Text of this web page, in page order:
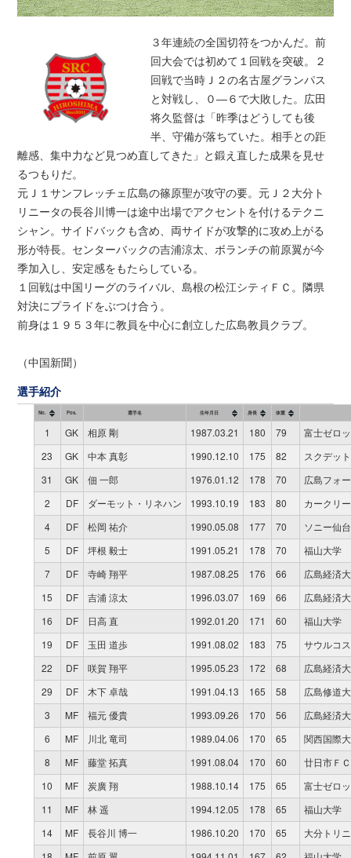
３年連続の全国切符をつかんだ。前
回大会では初めて１回戦を突破。２
回戦で当時Ｊ２の名古屋グランパス
と対戦し、０―６で大敗した。広田
将久監督は「昨季はどうしても後
半、守備が落ちていた。相手との距
離感、集中力など見つめ直してきた」と鍛え直した成果を見せ
るつもりだ。
元Ｊ１サンフレッチェ広島の篠原聖が攻守の要。元Ｊ２大分ト
リニータの長谷川博一は途中出場でアクセントを付けるテクニ
シャン。サイドバックも含め、両サイドが攻撃的に攻め上がる
形が特長。センターバックの吉浦涼太、ボランチの前原翼が今
季加入し、安定感をもたらしている。
１回戦は中国リーグのライバル、島根の松江シティＦＣ。隣県
対決にプライドをぶつけ合う。
前身は１９５３年に教員を中心に創立した広島教員クラブ。
（中国新聞）
選手紹介
No. Pos. 選手名 生年月日 身長 体重
1 GK 相原 剛 1987.03.21 180 79
富士ゼロ
23
GK 中本 真彰 1990.12.10 175 82
スクデット
31
GK 佃 一郎 1976.01.12 178 70
広島フォ
2
DF ダーモット・リネハン 1993.10.19 183 80
カークリ
4
DF 松岡 祐介 1990.05.08 177 70
ソニー仙
5
DF 坪根 毅士 1991.05.21 178 70
福山大学
7
DF 寺崎 翔平 1987.08.25 176 66
広島経済
15
DF 吉浦 涼太 1996.03.07 169 66
広島経済
16
DF 日高 直 1992.01.20 171 60
福山大学
19
DF 玉田 道歩 1991.08.02 183 75
サウルコ
22
DF 咲賀 翔平 1995.05.23 172 68
広島経済
29
DF 木下 卓哉 1991.04.13 165 58
広島修道
3
MF 福元 優貴 1993.09.26 170 56
広島経済
6
MF 川北 竜司 1989.04.06 170 65
関西国際
8
MF 藤堂 拓真 1991.08.04 170 60
廿日市ＦＣ
10
MF 炭廣 翔 1988.10.14 175 65
富士ゼロ
11
MF 林 遥 1994.12.05 178 65
福山大学
14
MF 長谷川 博一 1986.10.20 170 65
大分トリ